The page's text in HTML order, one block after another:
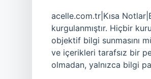
acelle.com.tr|Kısa
kurgulanmıştır. Hiçbir
objektif bilgi sunmasını
ve içerikleri tarafsız bir
olmadan, yalnızca bilgi